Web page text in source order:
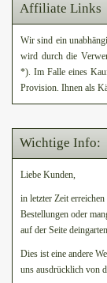
Affiliate Links
Wir sind ein
wird durch die
*). Im Falle eines
Provision. Ihnen als
Wichtige Info:
Liebe Kunden,
in letzter Zeit
Bestellungen oder
auf der Seite
Dies ist eine andere
uns ausdrücklich von